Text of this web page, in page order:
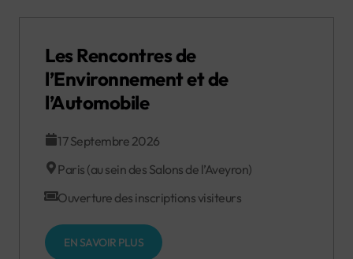
Les Rencontres de
l’Environnement et de
l’Automobile
17 Septembre 2026
Paris (au sein des Salons de l’Aveyron)
Ouverture des inscriptions visiteurs
EN SAVOIR PLUS